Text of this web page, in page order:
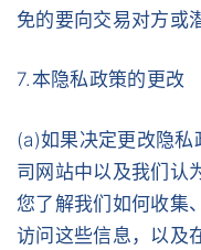
免的要向交易对方或
7.本隐私政策的更改
(a)如果决定更改隐
司网站中以及我们认
您了解我们如何收集
访问这些信息，以及